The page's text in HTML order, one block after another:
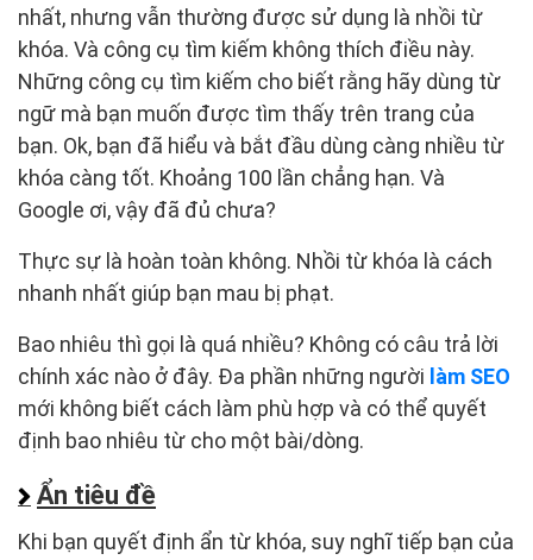
nhất, nhưng vẫn thường được sử dụng là nhồi từ
khóa. Và công cụ tìm kiếm không thích điều này.
Những công cụ tìm kiếm cho biết rằng hãy dùng từ
ngữ mà bạn muốn được tìm thấy trên trang của
bạn. Ok, bạn đã hiểu và bắt đầu dùng càng nhiều từ
khóa càng tốt. Khoảng 100 lần chẳng hạn. Và
Google ơi, vậy đã đủ chưa?
Thực sự là hoàn toàn không. Nhồi từ khóa là cách
nhanh nhất giúp bạn mau bị phạt.
Bao nhiêu thì gọi là quá nhiều? Không có câu trả lời
chính xác nào ở đây. Đa phần những người làm SEO
mới không biết cách làm phù hợp và có thể quyết
định bao nhiêu từ cho một bài/dòng.
Ẩn tiêu đề
Khi bạn quyết định ẩn từ khóa, suy nghĩ tiếp bạn của